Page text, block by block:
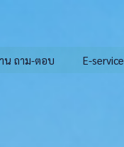
น ถาม-ตอบ E-service